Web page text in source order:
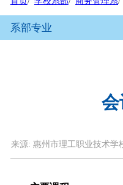
系部专业
来源: 惠州市理工职业技术学